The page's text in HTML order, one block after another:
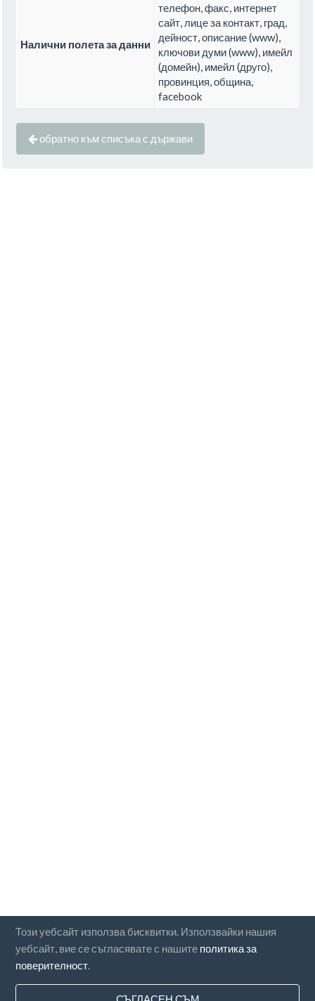
Налични полета за данни
телефон, факс, интернет
сайт, лице за контакт, град,
дейност, описание (www),
ключови думи (www), имейл
(домейн), имейл (друго),
провинция, община,
facebook
обратно към списъка с държави
Този уебсайт използва бисквитки. Използвайки нашия
уебсайт, вие се съгласявате с нашите политика за
поверителност